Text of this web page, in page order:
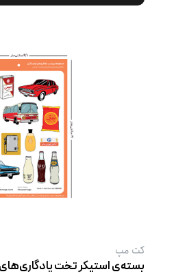
کت‌ مپ
بسته‌ی استیکر تخت